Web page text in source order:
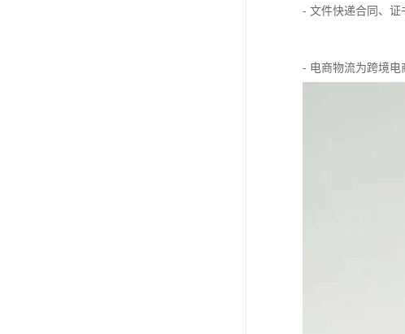
- 文件快递合同、证
- 电商物流为跨境电